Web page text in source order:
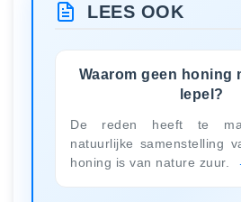
LEES OOK
Waarom geen honing
lepel?
De reden heeft te
natuurlijke samenstelling
honing is van nature zuur.